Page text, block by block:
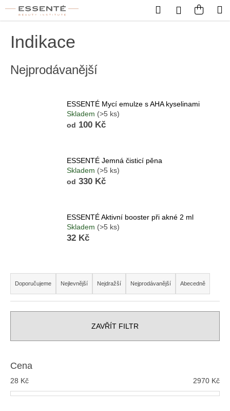
HledatPřihlášení
Indikace
Nejprodávanější
ESSENTÉ Mycí emulze s AHA kyselinami
Skladem (>5 ks)
od 100 Kč
ESSENTÉ Jemná čisticí pěna
Skladem (>5 ks)
od 330 Kč
ESSENTÉ Aktivní booster při akné 2 ml
Skladem (>5 ks)
32 Kč
Řazení produktů
Doporučujeme Nejlevnější Nejdražší Nejprodávanější Abecedně
ZAVŘÍT FILTR
Cena
28 Kč 2970 Kč
Košík
o
í
?
D